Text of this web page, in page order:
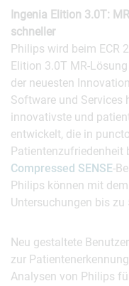
Ingenia Elition 3.0T:
schneller
Philips wird beim ECR
Elition 3.0T MR-
der neuesten
Software und Services
innovativste und
entwickelt, die in
Patientenzufriedenheit
Compressed SENSE-
Philips können mit
Untersuchungen bis
Neu gestaltete
zur
Analysen von Philips